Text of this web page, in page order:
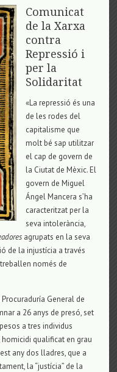
Comunicat
de la Xarxa
contra
Repressió i
per la
Solidaritat
«La repressió és una
de les rodes del
capitalisme que
molt bé sap utilitzar
el cap de govern de
la Ciutat de Mèxic. El
govern de Miguel
Ángel Mancera s’ha
caracteritzat per la
seva intolerància,
agrupats en la seva
de la injustícia a través
només de
General de
a 26 anys de presó, set
a tres individus
qualificat en grau
any dos lladres, que a
la “justícia” de la